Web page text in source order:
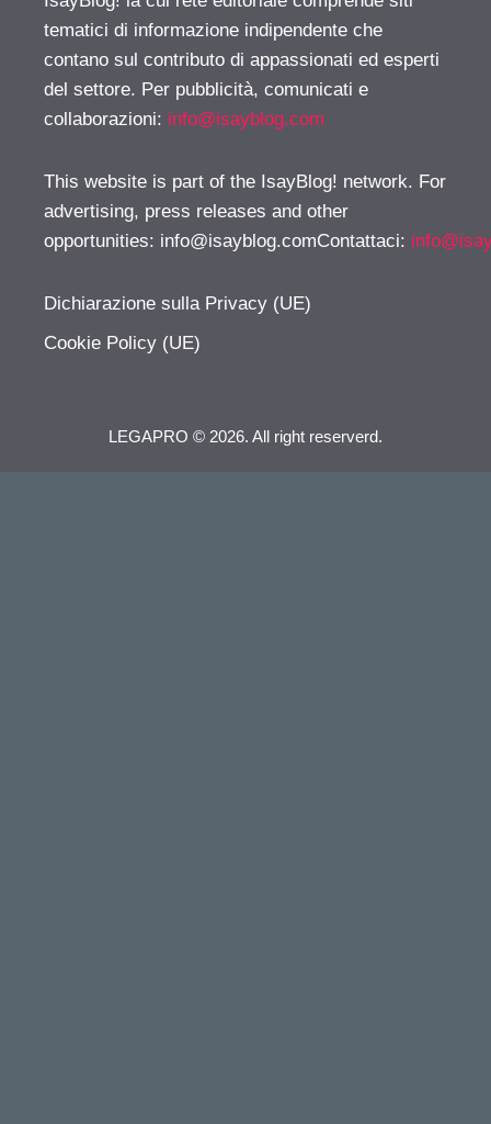
tematici di informazione indipendente che
contano sul contributo di appassionati ed esperti
del settore. Per pubblicità, comunicati e
collaborazioni: info@isayblog.com
This website is part of the IsayBlog! network. For
advertising, press releases and other
opportunities: info@isayblog.comContattaci:
Dichiarazione sulla Privacy (UE)
Cookie Policy (UE)
LEGAPRO © 2026. All right reserverd.